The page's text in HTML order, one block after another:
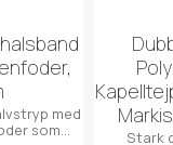
med
som
Stark